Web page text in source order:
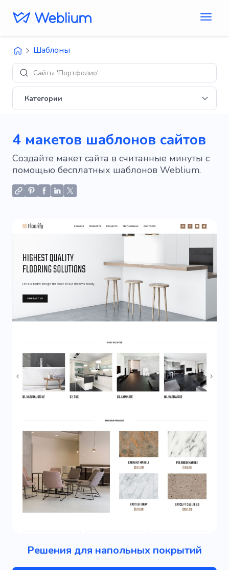
Шаблоны
Сайты 'Портфолио'
Категории
4 макетов шаблонов сайтов
Создайте макет сайта в считанные минуты с
помощью бесплатных шаблонов Weblium.
Решения для напольных покрытий